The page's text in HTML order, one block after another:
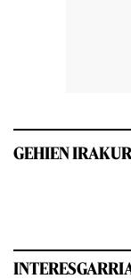
GEHIEN